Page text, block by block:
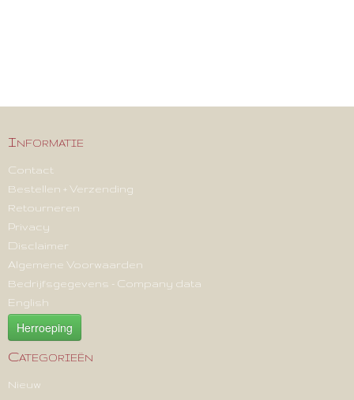
Informatie
Contact
Bestellen + Verzending
Retourneren
Privacy
Disclaimer
Algemene Voorwaarden
Bedrijfsgegevens - Company data
English
Herroeping
Categorieën
Nieuw